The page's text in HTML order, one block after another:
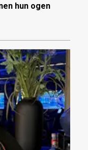
hun ogen